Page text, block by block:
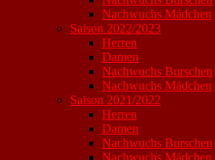
Nachwuchs Mädchen
Saison 2022/2023
Herren
Damen
Nachwuchs Burschen
Nachwuchs Mädchen
Saison 2021/2022
Herren
Damen
Nachwuchs Burschen
Nachwuchs Mädchen